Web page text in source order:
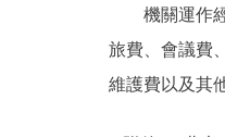
機關運作經
旅費、會議費
維護費以及其